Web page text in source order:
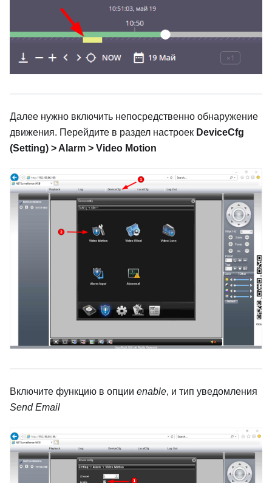
Далее нужно включить непосредственно обнаружение
движения. Перейдите в раздел настроек DeviceCfg
(Setting) > Alarm > Video Motion
Включите функцию в опции enable, и тип уведомления
Send Email